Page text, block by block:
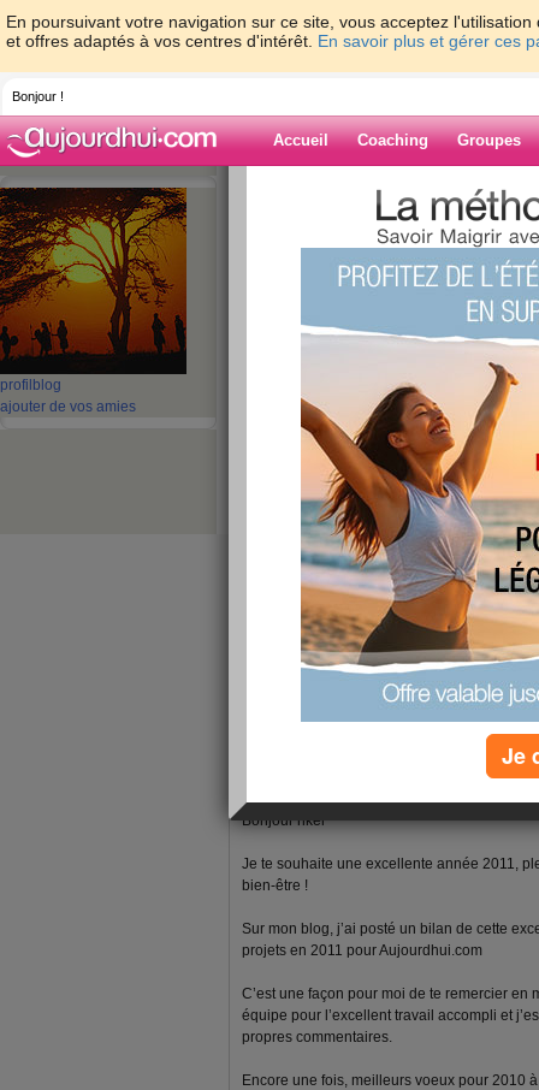
En poursuivant votre navigation sur ce site, vous acceptez
et offres adaptés à vos centres d'intérêt. En savoir plus et gérer ces
Bonjour !
Accueil Coaching Groupes
profil blog
ajouter de vos amies
> > Je
Blog de nkel
Je m’appelle...
Je m’appelle...eulalie et je vis à marseille
avoir perdu 17 en 2005 par le régime
fasse du sport. je pense que je connais tous
perdre et de ne pas reprendre mes kg, merci
1 - 5 de 5 « ‹ Préc. 1 Suiv. ›
Bonjour nkel
Je te souhaite une excellente année 2011,
bien-être !
Sur mon blog, j’ai posté un bilan de cette
projets en 2011 pour Aujourdhui.com
C’est une façon pour moi de te remercier en
équipe pour l’excellent travail accompli et
propres commentaires.
Encore une fois, meilleurs voeux pour 2010
Je